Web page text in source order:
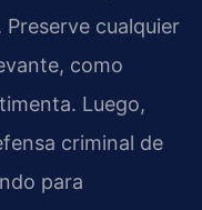
cualquier
como
Luego,
criminal de
para